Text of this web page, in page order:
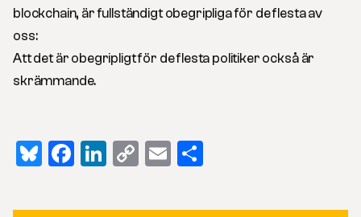
blockchain, är fullständigt obegripliga för de flesta av
oss:
Att det är obegripligt för de flesta politiker också är
skrämmande.
Bluesky
Facebook
LinkedIn
CopyEmail